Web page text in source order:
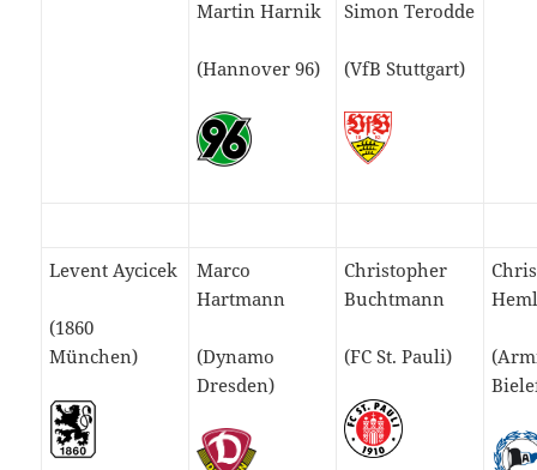
Martin Harnik
(Hannover 96)
Simon Terodde
(VfB Stuttgart)
Levent Aycicek
(1860
München)
Marco
Hartmann
(Dynamo
Dresden)
Christopher
Buchtmann
(FC St. Pauli)